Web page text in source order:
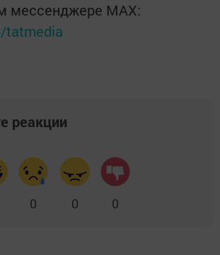
мессенджере MАХ:
tatmedia
реакции
0 0 0